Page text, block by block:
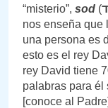
“misterio”, sod (
nos enseña que
una persona es
esto es el rey
rey David tiene
palabras para él
[conoce al